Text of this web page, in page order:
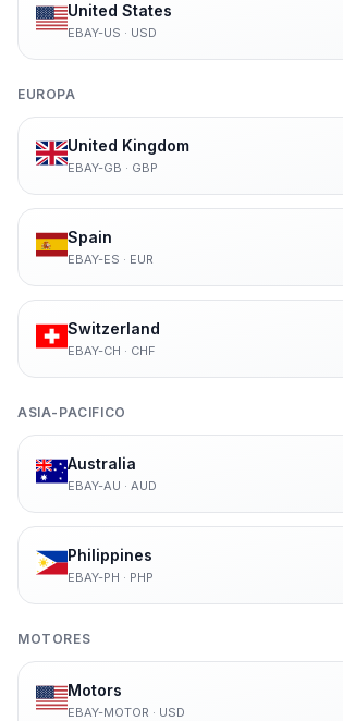
United States
EBAY-US · USD
EUROPA
United Kingdom
EBAY-GB · GBP
Spain
EBAY-ES · EUR
Switzerland
EBAY-CH · CHF
ASIA-PACIFICO
Australia
EBAY-AU · AUD
Philippines
EBAY-PH · PHP
MOTORES
Motors
EBAY-MOTOR · USD